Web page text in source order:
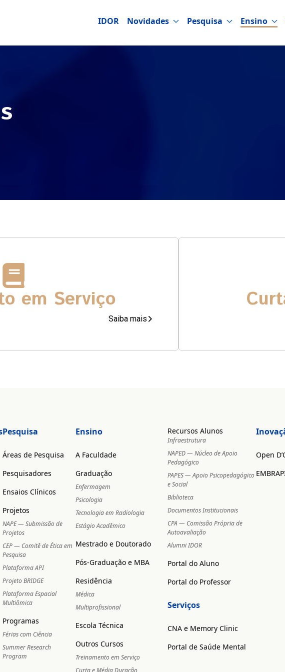
IDOR Novidades Pesquisa Ensino
em Serviço
Saiba mais
Pesquisa
Áreas de Pesquisa
Pesquisadores
Ensaios Clínicos
Projetos
NAPE — Submissão de
Projetos
CEP — Comitê de Ética em
Pesquisa
Plataforma API
Projeto BRIDGE
Plataforma Espacial
Multiômica
Programas
Férias com Ciência
Summer Research
Program
Ensino
A Faculdade
Graduação
Enfermagem
Psicologia
Tecnologia em Radiologia
Estágio Acadêmico
Mestrado e Doutorado
Pós-Graduação e MBA
Residência
Médica
Multiprofissional
Escola Técnica
Outros Cursos
Treinamento em Serviço
Curta e Média Duração
Recursos Alunos
Infraestrutura
NAPED — Núcleo de Apoio
Pedagógico
PAPES — Apoio Psicopedagógico
e Social
Biblioteca
Documentos Institucionais
CPA — Comissão Própria de
Autoavaliação
Alumni IDOR
Portal do Aluno
Portal do Professor
Serviços
CNA e Memory Clinic
Portal de Saúde Mental
Open